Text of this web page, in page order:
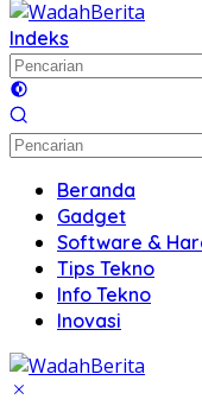
Indeks
Beranda
Gadget
Software &
Tips Tekno
Info Tekno
Inovasi